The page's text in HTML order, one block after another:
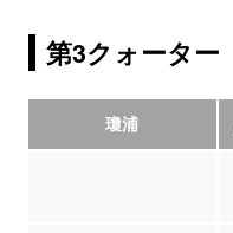
第3クォーター
瓊浦